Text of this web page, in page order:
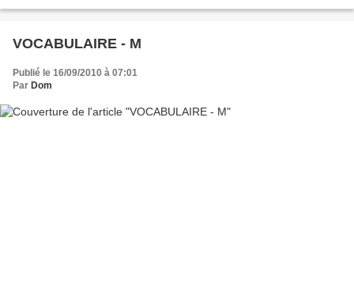
VOCABULAIRE - M
Publié le 16/09/2010 à 07:01
Par Dom